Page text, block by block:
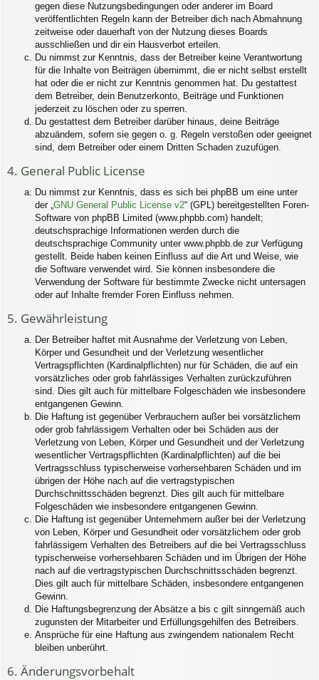
gegen diese Nutzungsbedingungen oder anderer im Board
veröffentlichten Regeln kann der Betreiber dich nach Abmahnung
zeitweise oder dauerhaft von der Nutzung dieses Boards
ausschließen und dir ein Hausverbot erteilen.
Du nimmst zur Kenntnis, dass der Betreiber keine Verantwortung
für die Inhalte von Beiträgen übernimmt, die er nicht selbst erstellt
hat oder die er nicht zur Kenntnis genommen hat. Du gestattest
dem Betreiber, dein Benutzerkonto, Beiträge und Funktionen
jederzeit zu löschen oder zu sperren.
Du gestattest dem Betreiber darüber hinaus, deine Beiträge
abzuändern, sofern sie gegen o. g. Regeln verstoßen oder geeignet
sind, dem Betreiber oder einem Dritten Schaden zuzufügen.
4. General Public License
Du nimmst zur Kenntnis, dass es sich bei phpBB um eine unter
der „GNU General Public License v2“ (GPL) bereitgestellten Foren-
Software von phpBB Limited (www.phpbb.com) handelt;
deutschsprachige Informationen werden durch die
deutschsprachige Community unter www.phpbb.de zur Verfügung
gestellt. Beide haben keinen Einfluss auf die Art und Weise, wie
die Software verwendet wird. Sie können insbesondere die
Verwendung der Software für bestimmte Zwecke nicht untersagen
oder auf Inhalte fremder Foren Einfluss nehmen.
5. Gewährleistung
Der Betreiber haftet mit Ausnahme der Verletzung von Leben,
Körper und Gesundheit und der Verletzung wesentlicher
Vertragspflichten (Kardinalpflichten) nur für Schäden, die auf ein
vorsätzliches oder grob fahrlässiges Verhalten zurückzuführen
sind. Dies gilt auch für mittelbare Folgeschäden wie insbesondere
entgangenen Gewinn.
Die Haftung ist gegenüber Verbrauchern außer bei vorsätzlichem
oder grob fahrlässigem Verhalten oder bei Schäden aus der
Verletzung von Leben, Körper und Gesundheit und der Verletzung
wesentlicher Vertragspflichten (Kardinalpflichten) auf die bei
Vertragsschluss typischerweise vorhersehbaren Schäden und im
übrigen der Höhe nach auf die vertragstypischen
Durchschnittsschäden begrenzt. Dies gilt auch für mittelbare
Folgeschäden wie insbesondere entgangenen Gewinn.
Die Haftung ist gegenüber Unternehmern außer bei der Verletzung
von Leben, Körper und Gesundheit oder vorsätzlichem oder grob
fahrlässigem Verhalten des Betreibers auf die bei Vertragsschluss
typischerweise vorhersehbaren Schäden und im Übrigen der Höhe
nach auf die vertragstypischen Durchschnittsschäden begrenzt.
Dies gilt auch für mittelbare Schäden, insbesondere entgangenen
Gewinn.
Die Haftungsbegrenzung der Absätze a bis c gilt sinngemäß auch
zugunsten der Mitarbeiter und Erfüllungsgehilfen des Betreibers.
Ansprüche für eine Haftung aus zwingendem nationalem Recht
bleiben unberührt.
6. Änderungsvorbehalt